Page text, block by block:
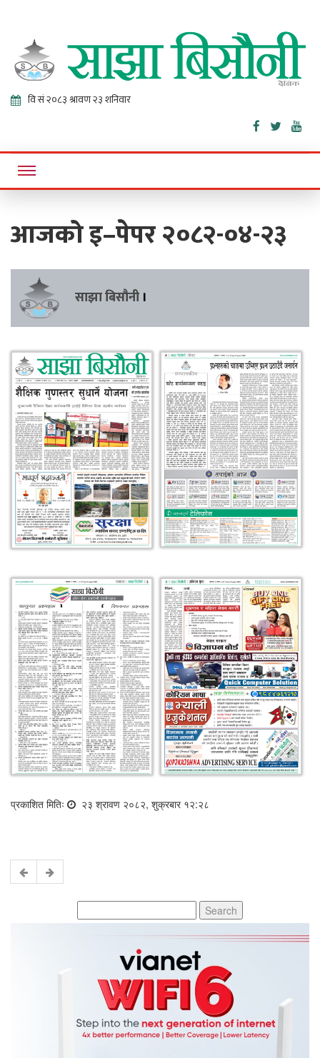
Sajha
Bisaunee
Online News Portal
आजको इ–पेपर २०८२-०४-२३
साझा बिसौनी ।
प्रकाशित मितिः २३ श्रावण २०८२, शुक्रबार १२:२८
for: